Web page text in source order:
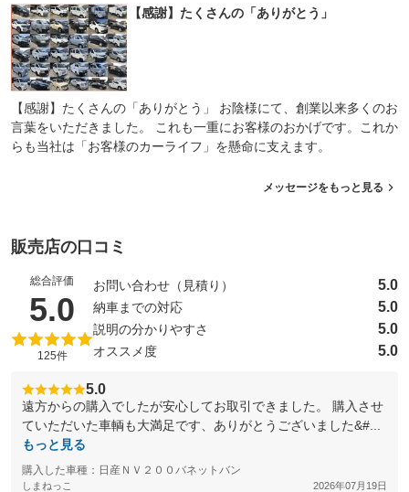
【感謝】たくさんの「ありがとう」
【感謝】たくさんの「ありがとう」 お陰様にて、創業以来多くのお
言葉をいただきました。 これも一重にお客様のおかげです。これか
らも当社は「お客様のカーライフ」を懸命に支えます。
メッセージをもっと見る
販売店の口コミ
総合評価
5.0 （5点満点中）
125件
お問い合わせ（見積り） 5.0
納車までの対応 5.0
説明の分かりやすさ 5.0
オススメ度 5.0
5.0
遠方からの購入でしたが安心してお取引できました。 購入させ
ていただいた車輌も大満足です、ありがとうございました&#...
もっと見る
購入した車種：日産ＮＶ２００バネットバン
しまねっこ 2026年07月19日